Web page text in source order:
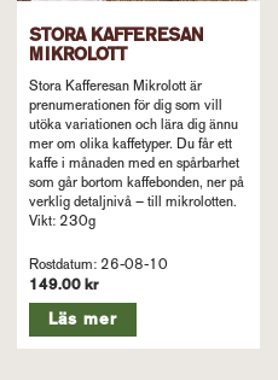
STORA KAFFERESAN
MIKROLOTT
Stora Kafferesan Mikrolott är
prenumerationen för dig som vill
utöka variationen och lära dig ännu
mer om olika kaffetyper. Du får ett
kaffe i månaden med en spårbarhet
som går bortom kaffebonden, ner på
verklig detaljnivå – till mikrolotten.
Vikt: 230g
Rostdatum: 26-08-10
149.00 kr
Läs mer